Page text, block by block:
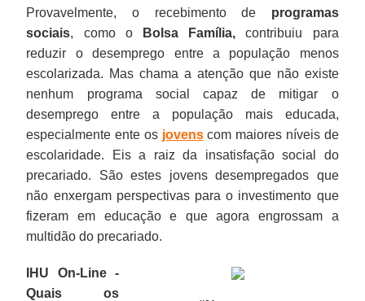
Provavelmente, o recebimento de programas
sociais, como o Bolsa Família, contribuiu para
reduzir o desemprego entre a população menos
escolarizada. Mas chama a atenção que não existe
nenhum programa social capaz de mitigar o
desemprego entre a população mais educada,
especialmente ente os jovenscom maiores níveis de
escolaridade. Eis a raiz da insatisfação social do
precariado. São estes jovens desempregados que
não enxergam perspectivas para o investimento que
fizeram em educação e que agora engrossam a
multidão do precariado.
IHU On-Line -
Quais os